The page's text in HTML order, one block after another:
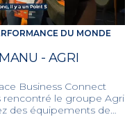
DU MONDE
- AGRI
Business Connect
rencontré le groupe Agri
des équipements de